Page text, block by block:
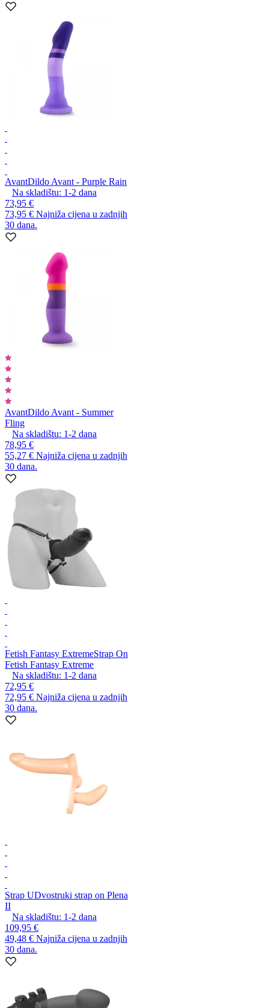
AvantDildo Avant - Purple Rain
Na skladištu: 1-2 dana
73,95 €
73,95 € Najniža cijena u zadnjih
30 dana.
AvantDildo Avant - Summer
Fling
Na skladištu: 1-2 dana
78,95 €
55,27 € Najniža cijena u zadnjih
30 dana.
Fetish Fantasy ExtremeStrap On
Fetish Fantasy Extreme
Na skladištu: 1-2 dana
72,95 €
72,95 € Najniža cijena u zadnjih
30 dana.
Strap UDvostruki strap on Plena
II
Na skladištu: 1-2 dana
109,95 €
49,48 € Najniža cijena u zadnjih
30 dana.